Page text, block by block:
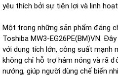
yêu thích bởi sự tiện lợi và linh
Một trong những sản phẩm đáng
Toshiba MW3‑EG26PE(BM)VN.
với dung tích lớn, công suất mạnh
không chỉ hỗ trợ hâm nóng và rã
nướng, giúp người dùng chế biến